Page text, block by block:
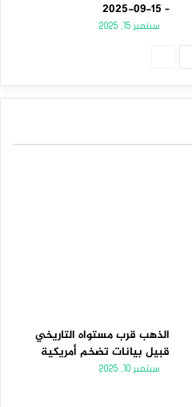
– 15-09-2025
سبتمبر 15, 2025
الذهب قرب مستواه التاريخي
قبيل بيانات تضخم أمريكية
سبتمبر 10, 2025